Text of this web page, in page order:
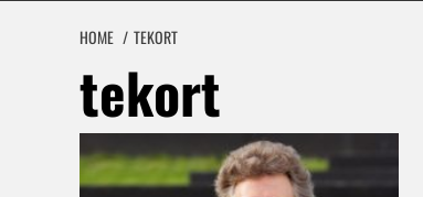
HOME TEKORT
tekort